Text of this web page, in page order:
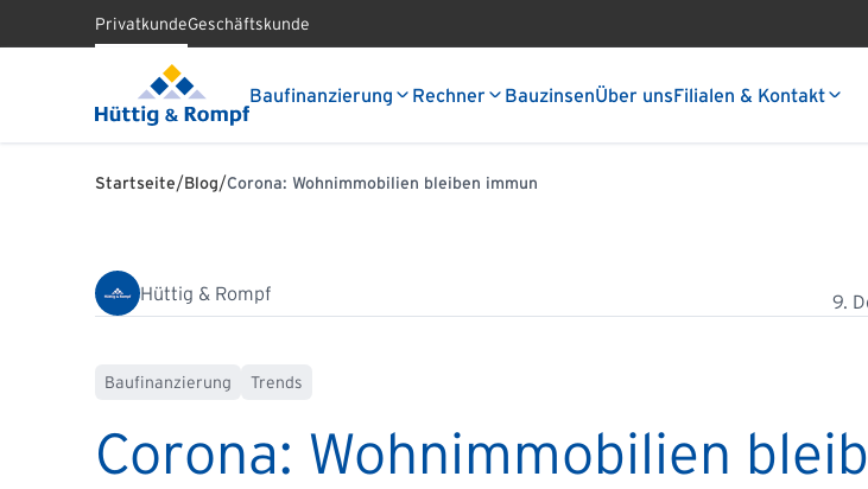
PrivatkundeGeschäftskunde
Baufinanzierung Rechner BauzinsenÜber unsFilialen & Kontakt
Startseite/Blog/Corona: Wohnimmobilien bleiben immun
Hüttig & Rompf 9.
Baufinanzierung Trends
Corona: Wohnimmobilien